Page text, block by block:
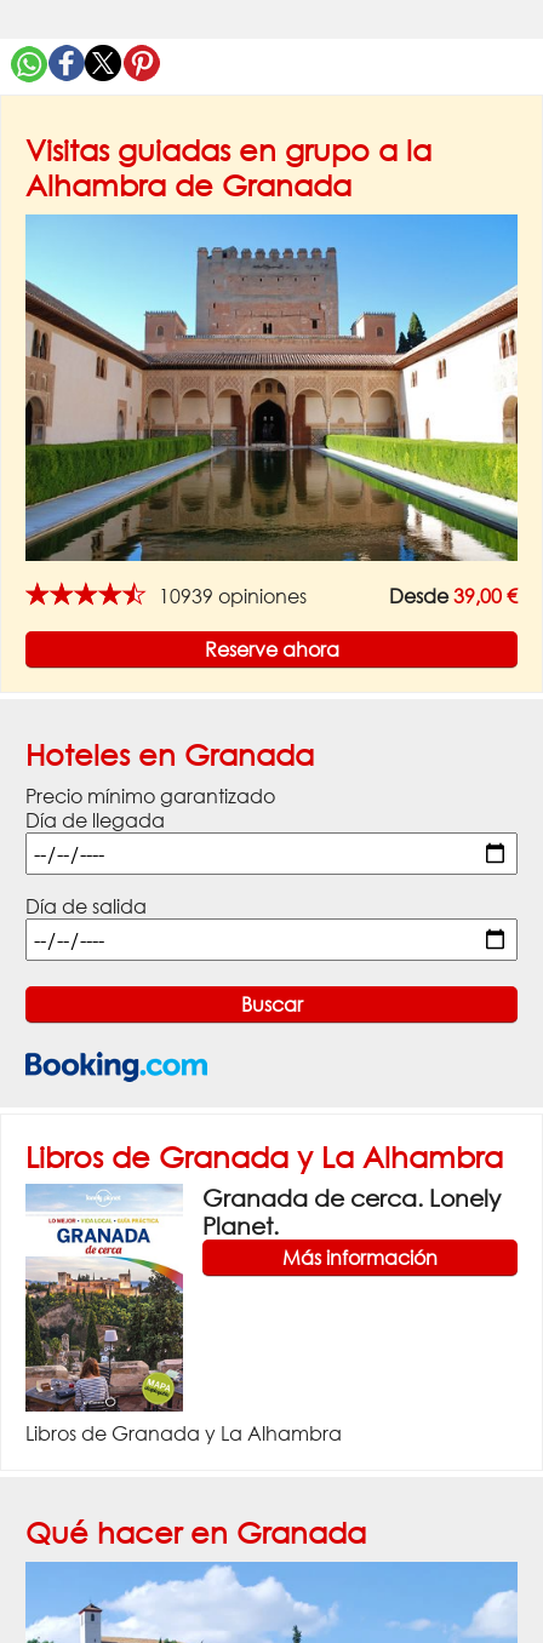
Visitas guiadas en grupo a la
Alhambra de Granada
★★★★★ 10939 opiniones Desde39,00 €
Reserve ahora
Hoteles en Granada
Precio mínimo garantizado
Día de llegada
Día de salida
Libros de Granada y La Alhambra
Granada de cerca. Lonely
Planet.
Más información
Libros de Granada y La Alhambra
Qué hacer en Granada